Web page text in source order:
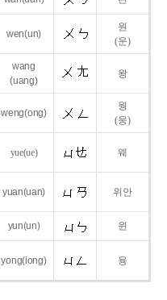
wen(un)
원
(운)
wang
(uang)
왕
weng(ong)
웡
(웅)
yue(ue) 웨
yuan(uan) 위안
yun(un) 윈
yong(iong) 융